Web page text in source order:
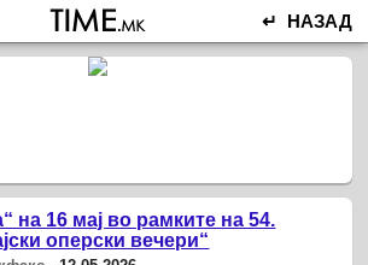
↵ НАЗАД
на 16 мај во рамките на 54.
оперски вечери“